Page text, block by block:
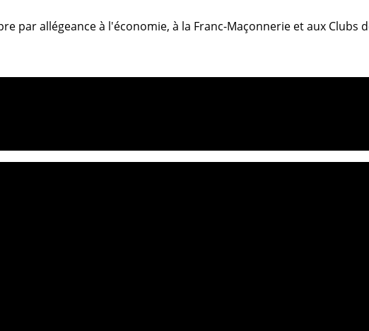
par allégeance à l'économie, à la Franc-Maçonnerie et aux Clubs